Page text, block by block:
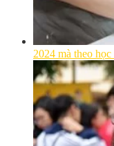
2024 mà theo